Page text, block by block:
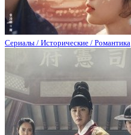
Сериалы / Исторические / Романтика